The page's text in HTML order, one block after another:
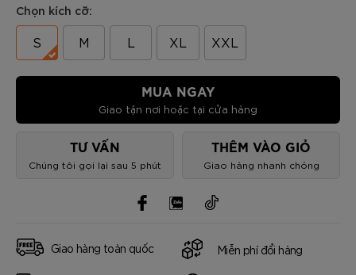
Chọn kích cỡ:
S M L XL XXL
MUA NGAY
Giao tận nơi hoặc tại cửa hàng
TƯ VẤN
Chúng tôi gọi lại sau 5 phút
THÊM VÀO GIỎ
Giao hàng nhanh chóng
Giao hàng toàn quốc Miễn phí đổi hàng